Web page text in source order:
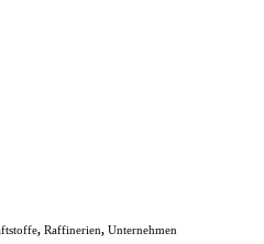
, Raffinerien, Unternehmen